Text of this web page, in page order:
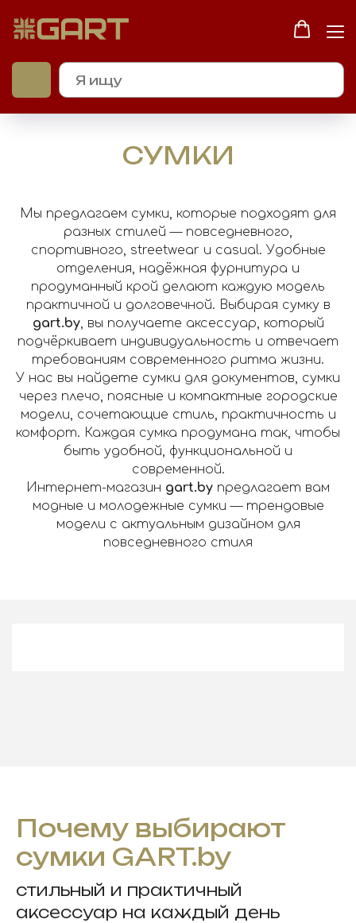
ИНТЕРНЕТ-МАГАЗИН GART.BY
СУМКИ
Мы предлагаем сумки, которые подходят для
разных стилей — повседневного,
спортивного, streetwear и casual. Удобные
отделения, надёжная фурнитура и
продуманный крой делают каждую модель
практичной и долговечной. Выбирая сумку в
gart.by, вы получаете аксессуар, который
подчёркивает индивидуальность и отвечает
требованиям современного ритма жизни.
У нас вы найдете сумки для документов, сумки
через плечо, поясные и компактные городские
модели, сочетающие стиль, практичность и
комфорт. Каждая сумка продумана так, чтобы
быть удобной, функциональной и
современной.
Интернет-магазин gart.by предлагает вам
модные и молодежные сумки — трендовые
модели с актуальным дизайном для
повседневного стиля
Почему выбирают
сумки GART.by
стильный и практичный
аксессуар на каждый день